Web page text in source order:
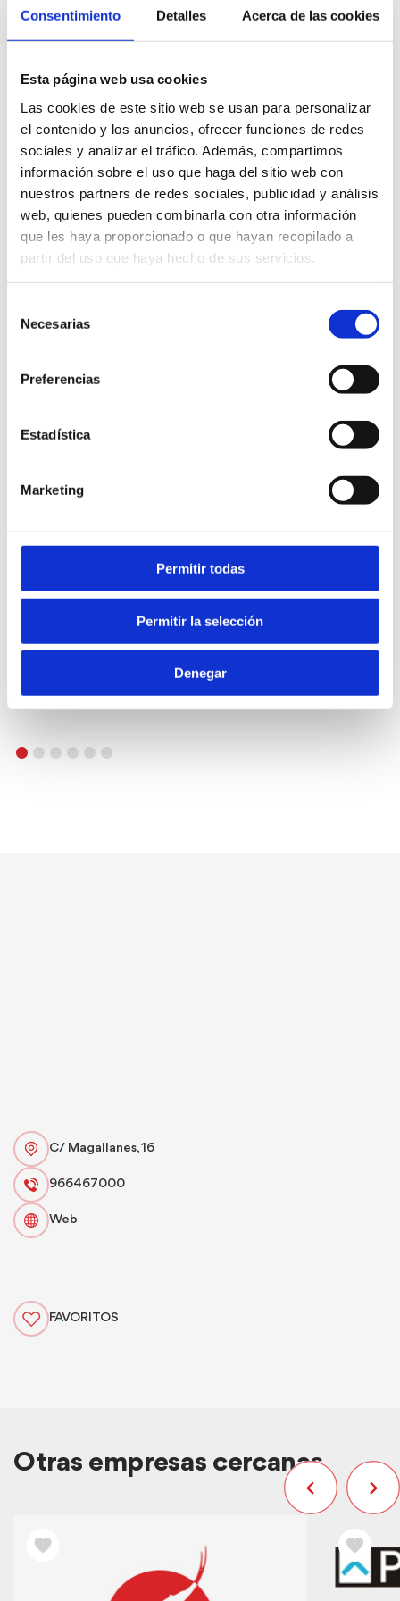
Consentimiento Detalles Acerca de las cookies
Esta página web usa cookies
Las cookies de este sitio web se usan para personalizar
el contenido y los anuncios, ofrecer funciones de redes
sociales y analizar el tráfico. Además, compartimos
información sobre el uso que haga del sitio web con
nuestros partners de redes sociales, publicidad y análisis
web, quienes pueden combinarla con otra información
que les haya proporcionado o que hayan recopilado a
partir del uso que haya hecho de sus servicios.
Necesarias
Preferencias
Estadística
Marketing
Permitir todas
Permitir la selección
Denegar
FAVORITOS
C/ Magallanes, 16
966467000
Web
Otras empresas cercanas